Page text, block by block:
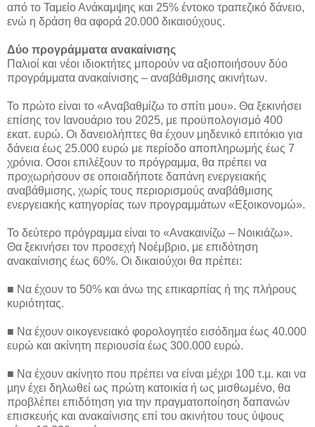
από το Ταμείο Ανάκαμψης και 25% έντοκο τραπεζικό δάνειο,
ενώ η δράση θα αφορά 20.000 δικαιούχους.
Δύο προγράμματα ανακαίνισης
Παλιοί και νέοι ιδιοκτήτες μπορούν να αξιοποιήσουν δύο
προγράμματα ανακαίνισης – αναβάθμισης ακινήτων.
Το πρώτο είναι το «Αναβαθμίζω το σπίτι μου». Θα ξεκινήσει
επίσης τον Ιανουάριο του 2025, με προϋπολογισμό 400
εκατ. ευρώ. Οι δανειολήπτες θα έχουν μηδενικό επιτόκιο για
δάνεια έως 25.000 ευρώ με περίοδο αποπληρωμής έως 7
χρόνια. Οσοι επιλέξουν το πρόγραμμα, θα πρέπει να
προχωρήσουν σε οποιαδήποτε δαπάνη ενεργειακής
αναβάθμισης, χωρίς τους περιορισμούς αναβάθμισης
ενεργειακής κατηγορίας των προγραμμάτων «Εξοικονομώ».
Το δεύτερο πρόγραμμα είναι το «Ανακαινίζω – Νοικιάζω».
Θα ξεκινήσει τον προσεχή Νοέμβριο, με επιδότηση
ανακαίνισης έως 60%. Οι δικαιούχοι θα πρέπει:
■ Να έχουν το 50% και άνω της επικαρπίας ή της πλήρους
κυριότητας.
■ Να έχουν οικογενειακό φορολογητέο εισόδημα έως 40.000
ευρώ και ακίνητη περιουσία έως 300.000 ευρώ.
■ Να έχουν ακίνητο που πρέπει να είναι μέχρι 100 τ.µ. και να
µην έχει δηλωθεί ως πρώτη κατοικία ή ως μισθωμένο, θα
προβλέπει επιδότηση για την πραγματοποίηση δαπανών
επισκευής και ανακαίνισης επί του ακινήτου τους ύψους